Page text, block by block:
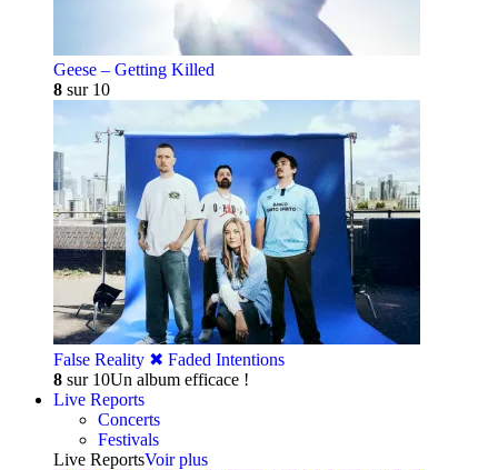
Geese – Getting Killed
8 sur 10
False Reality ✖︎ Faded Intentions
8 sur 10Un album efficace !
Live Reports
Concerts
Festivals
Live ReportsVoir plus